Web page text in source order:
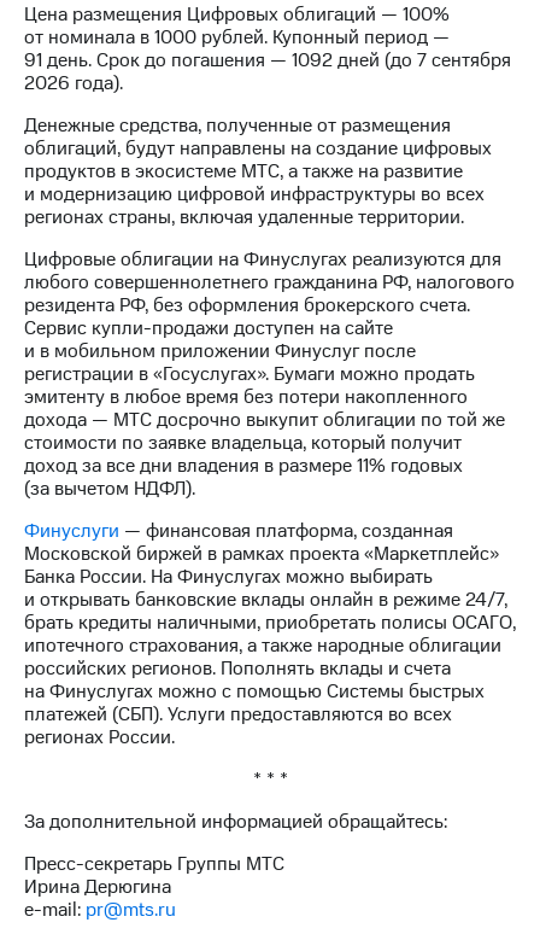
Корпоративный
секретарь
Раскрытие
информации
Информация
акционерам
Документы
ПАО
"МТС"
Собрания
акционеров
Личный
кабинет
акционера
Акционерный
капитал
Контроль
и
аудит
Рынок
акций
Описание
Программа
приобретения
Порядок
выкупа
акций
Дивиденды
Рынок
облигаций
Еврооблигации-2023
о
погашении
именных
облигаций
Другое
Цена размещения Цифровых облигаций — 100%
от номинала в 1000 рублей. Купонный период —
91 день. Срок до погашения — 1092 дней (до 7 сентября
2026 года).
Денежные средства, полученные от размещения
облигаций, будут направлены на создание цифровых
продуктов в экосистеме МТС, а также на развитие
и модернизацию цифровой инфраструктуры во всех
регионах страны, включая удаленные территории.
Цифровые облигации на Финуслугах реализуются для
любого совершеннолетнего гражданина РФ, налогового
резидента РФ, без оформления брокерского счета.
Сервис купли-продажи доступен на сайте
и в мобильном приложении Финуслуг после
регистрации в «Госуслугах». Бумаги можно продать
эмитенту в любое время без потери накопленного
дохода — МТС досрочно выкупит облигации по той же
стоимости по заявке владельца, который получит
доход за все дни владения в размере 11% годовых
(за вычетом НДФЛ).
Финуслуги — финансовая платформа, созданная
Московской биржей в рамках проекта «Маркетплейс»
Банка России. На Финуслугах можно выбирать
и открывать банковские вклады онлайн в режиме 24/7,
брать кредиты наличными, приобретать полисы ОСАГО,
ипотечного страхования, а также народные облигации
российских регионов. Пополнять вклады и счета
на Финуслугах можно с помощью Системы быстрых
платежей (СБП). Услуги предоставляются во всех
регионах России.
* * *
За дополнительной информацией обращайтесь:
Пресс-секретарь Группы МТС
Ирина Дерюгина
e-mail: pr@mts.ru